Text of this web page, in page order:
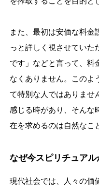
また、最初は安価な料金
っと詳しく視させていた
です」などと言って、料
なくありません。このよ
て特別な人ではありませ
感じる時があり、そんな
在を求めるのは自然なこ
なぜ今スピリチュア
現代社会では、人々の価